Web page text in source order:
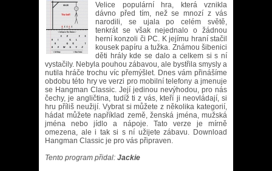
Velice populární hra, která vznikla
dávno před tím, než se mnozí z vás
narodili, se ujala po celém světě,
tenkrát se však nejednalo o žádnou
herní konzoli či PC. K jejímu hraní stačil
kousek papíru a tužka. Známou šibenici
děti hrály kde se dalo a celkem si s ní
vystačily. Nebyla pouhou zábavou, ale bystřila smysly a
nutila hráče trochu víc přemýšlet. Dnes vám přinášíme
obdobu této hry ve verzi pro mobilní telefony a jmenuje
se Hangman Classic. Její jedinou nevýhodou, pro nás
čechy, je angličtina, tudíž ti z vás, kteří ji neovládají, si
hru příliš neužijí. Vybrat si můžete z několika kategorií,
hádat můžete například země, ženská jména, mužská
jména nebo jídlo a nápoje. Tato verze je mírně
omezena, ale i tak si s ní užijete zábavu. Download
Hangman Classic je pro vás připraven.
Tento program přidal: Jackie